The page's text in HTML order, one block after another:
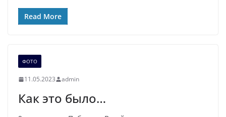
Read More
ФОТО
11.05.2023 admin
Как это было…